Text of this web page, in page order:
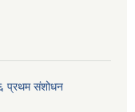
प्रथम संशोधन